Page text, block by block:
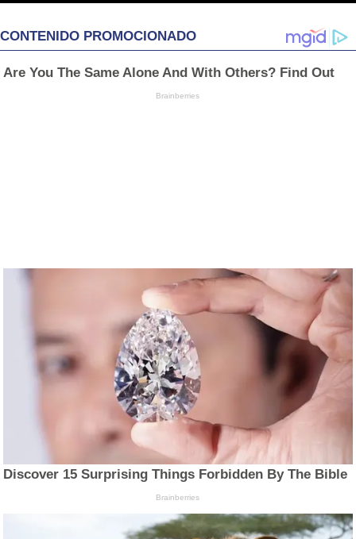
CONTENIDO PROMOCIONADO
Are You The Same Alone And With Others? Find Out
Brainberries
Discover 15 Surprising Things Forbidden By The Bible
Brainberries